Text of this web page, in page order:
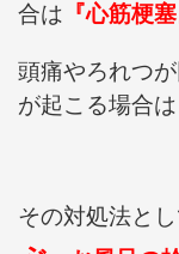
合は 『心筋梗塞
頭痛やろれつ
が起こる場合は
その対処法とし